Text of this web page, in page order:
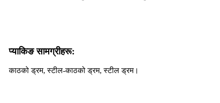
प्याकिङ सामग्रीहरू:
काठको ड्रम, स्टील-काठको ड्रम, स्टील ड्रम।